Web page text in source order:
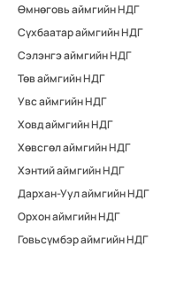
Өмнөговь аймгийн НДГ
Сүхбаатар аймгийн НДГ
Сэлэнгэ аймгийн НДГ
Төв аймгийн НДГ
Увс аймгийн НДГ
Ховд аймгийн НДГ
Хөвсгөл аймгийн НДГ
Хэнтий аймгийн НДГ
Дархан-Уул аймгийн НДГ
Орхон аймгийн НДГ
Говьсүмбэр аймгийн НДГ